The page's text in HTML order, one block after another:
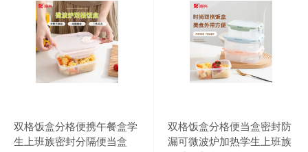
双格饭盒分格便携午餐盒学
生上班族密封分隔便当盒
双格饭盒分格便当盒密封防
漏可微波炉加热学生上班族